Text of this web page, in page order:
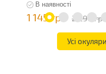
В наявності
1 145 грн 2 290 грн
Усі